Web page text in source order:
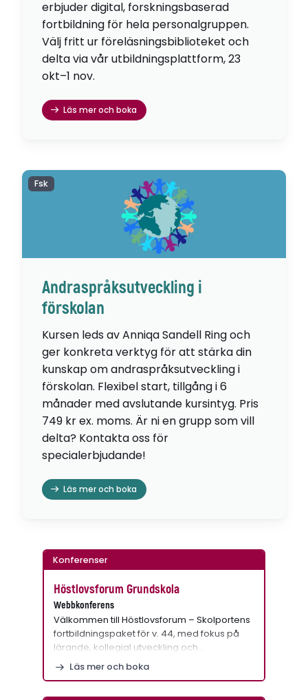
erbjuder digital, forskningsbaserad
fortbildning för hela personalgruppen.
Välj fritt ur föreläsningsbiblioteket och
delta via vår utbildningsplattform, 23
okt–1 nov.
Läs mer och boka
Andraspråksutveckling i
förskolan
Kursen leds av Anniqa Sandell Ring och
ger konkreta verktyg för att stärka din
kunskap om andraspråksutveckling i
förskolan. Flexibel start, tillgång i 6
månader med avslutande kursintyg. Pris
749 kr ex. moms. Är ni en grupp som vill
delta? Kontakta oss för
specialerbjudande!
Läs mer och boka
Fsk
Konferenser
Höstlovsforum Grundskola
Webbkonferens
Välkommen till Höstlovsforum – Skolportens
fortbildningspaket för v. 44, med fokus på
lärande, kollegial utveckling och…
Läs mer och boka